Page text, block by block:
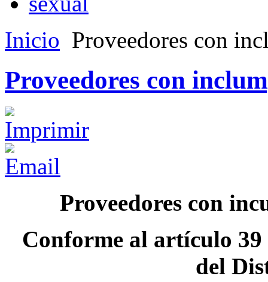
Inicio Proveedores con
Proveedores con
Proveedores con
Conforme al artículo 39
del